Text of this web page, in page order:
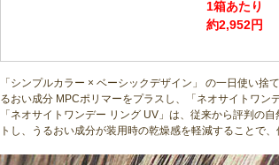
1箱あたり
約2,952円
「シンプルカラー × ベーシックデザイン」 の一日使い
るおい成分 MPCポリマーをプラスし、「ネオサイトワン
「ネオサイトワンデー リング UV」は、従来から評判の
トし、うるおい成分が装用時の乾燥感を軽減することで